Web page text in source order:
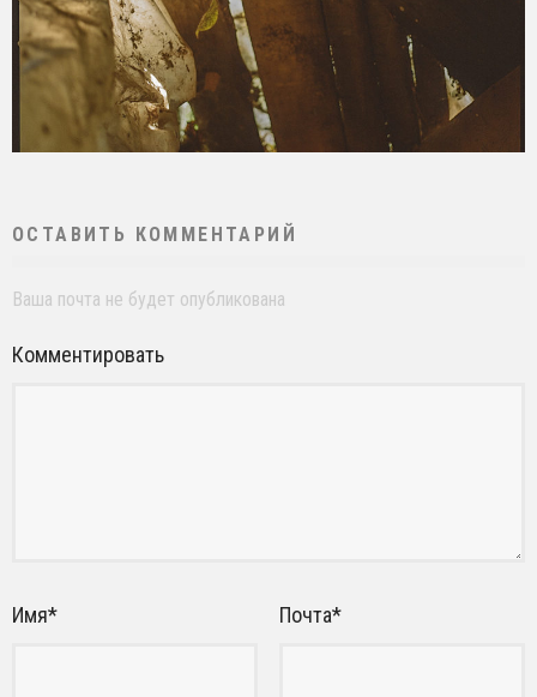
ОСТАВИТЬ КОММЕНТАРИЙ
Ваша почта не будет опубликована
Комментировать
Имя* Почта*